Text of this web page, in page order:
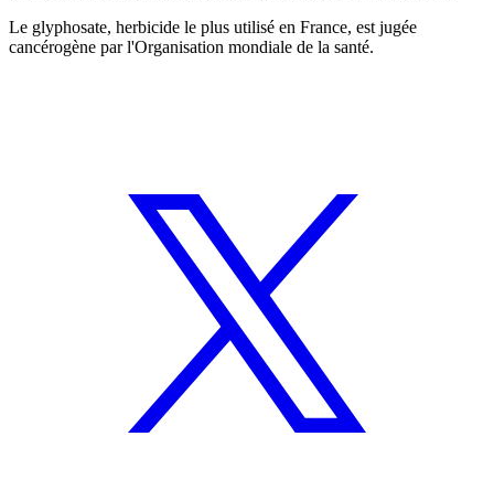
Le glyphosate, herbicide le plus utilisé en France, est jugée
cancérogène par l'Organisation mondiale de la santé.